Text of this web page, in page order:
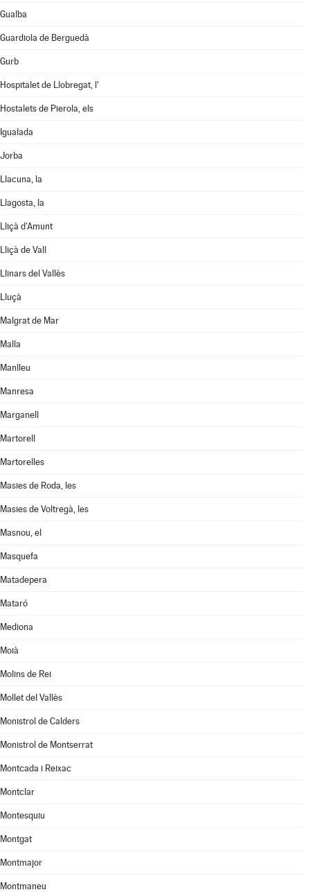
Gualba
Guardiola de Berguedà
Gurb
Hospitalet de Llobregat, l'
Hostalets de Pierola, els
Igualada
Jorba
Llacuna, la
Llagosta, la
Lliçà d'Amunt
Lliçà de Vall
Llinars del Vallès
Lluçà
Malgrat de Mar
Malla
Manlleu
Manresa
Marganell
Martorell
Martorelles
Masies de Roda, les
Masies de Voltregà, les
Masnou, el
Masquefa
Matadepera
Mataró
Mediona
Moià
Molins de Rei
Mollet del Vallès
Monistrol de Calders
Monistrol de Montserrat
Montcada i Reixac
Montclar
Montesquiu
Montgat
Montmajor
Montmaneu